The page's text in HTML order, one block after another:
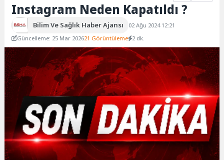
Instagram Neden Kapatıldı ?
Bilim Ve Sağlık Haber Ajansı
02 Ağu 2024 12:21
Güncelleme: 25 Mar 202621 Görüntüleme 2 dk.